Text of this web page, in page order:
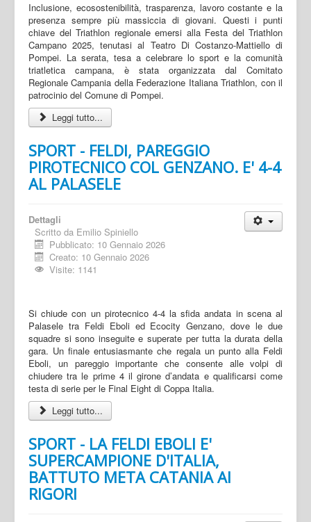
Inclusione, ecosostenibilità, trasparenza, lavoro costante e la
presenza sempre più massiccia di giovani. Questi i punti
chiave del Triathlon regionale emersi alla Festa del Triathlon
Campano 2025, tenutasi al Teatro Di Costanzo-Mattiello di
Pompei. La serata, tesa a celebrare lo sport e la comunità
triatletica campana, è stata organizzata dal Comitato
Regionale Campania della Federazione Italiana Triathlon, con il
patrocinio del Comune di Pompei.
Leggi tutto...
SPORT - FELDI, PAREGGIO
PIROTECNICO COL GENZANO. E' 4-4
AL PALASELE
Dettagli
Scritto da Emilio Spiniello
Pubblicato: 10 Gennaio 2026
Creato: 10 Gennaio 2026
Visite: 1141
Si chiude con un pirotecnico 4-4 la sfida andata in scena al
Palasele tra Feldi Eboli ed Ecocity Genzano, dove le due
squadre si sono inseguite e superate per tutta la durata della
gara. Un finale entusiasmante che regala un punto alla Feldi
Eboli, un pareggio importante che consente alle volpi di
chiudere tra le prime 4 il girone d’andata e qualificarsi come
testa di serie per le Final Eight di Coppa Italia.
Leggi tutto...
SPORT - LA FELDI EBOLI E'
SUPERCAMPIONE D'ITALIA,
BATTUTO META CATANIA AI
RIGORI